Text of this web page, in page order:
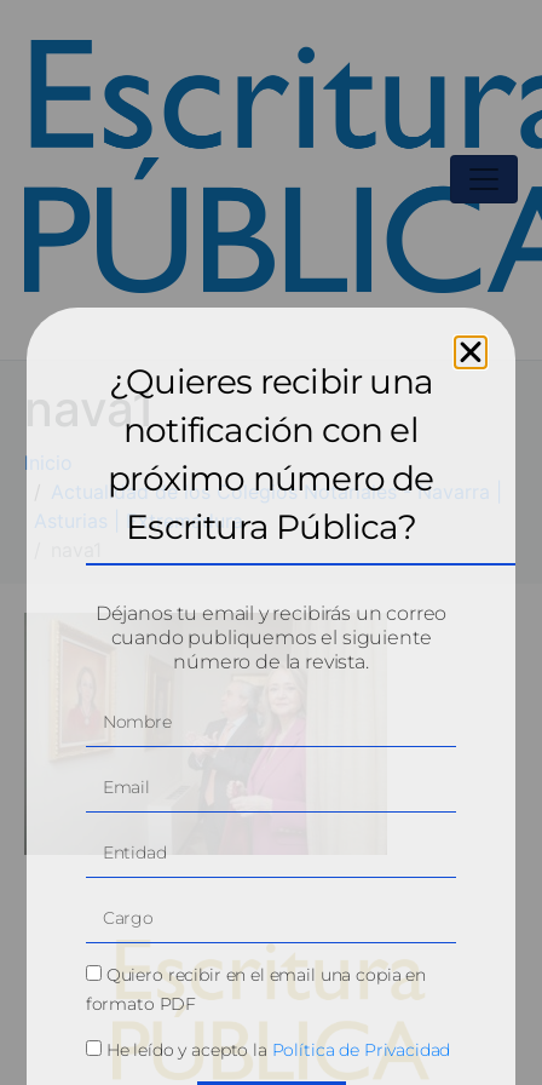
nava1
Inicio
Actualidad de los Colegios Notariales - Navarra |
Asturias | Extremadura
¿Quieres recibir una
notificación con el
próximo número de
Escritura Pública?
Déjanos tu email y recibirás un correo
cuando publiquemos el siguiente
número de la revista.
Quiero recibir en el email una copia en
formato PDF
He leído y acepto la Política de Privacidad